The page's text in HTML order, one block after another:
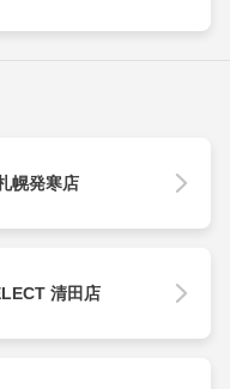
幌発寒店
清田店